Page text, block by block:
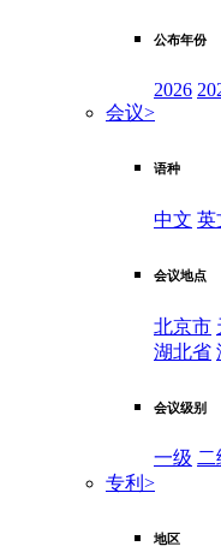
公布年份
2026
会议>
语种
中文 英
会议地点
北京市
湖北省
会议级别
一级 二
专利 >
地区